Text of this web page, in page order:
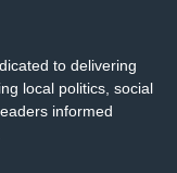
to delivering
local politics, social
informed